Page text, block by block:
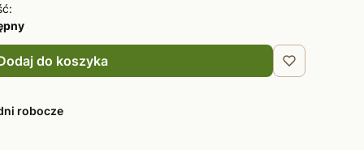
do koszyka
robocze